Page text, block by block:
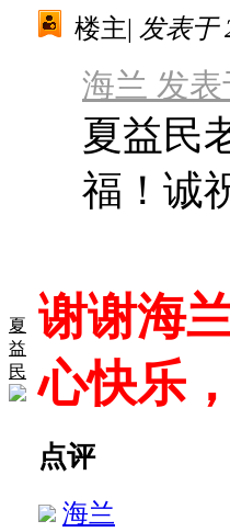
夏
益
民
楼主| 发表于
海兰 发表
夏益民
福！诚
谢谢海
心快乐
点评
海兰